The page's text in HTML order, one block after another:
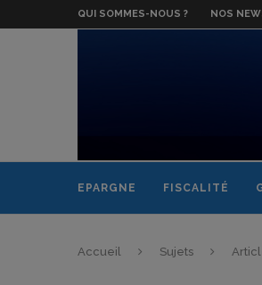
QUI SOMMES-NOUS ? NOS
EPARGNE FISCALITÉ
Accueil Sujets